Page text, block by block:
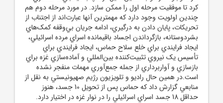
کرد تا موفقيت مرحله اول را ممکن سازد. در مورد مرحله دوم هم
چندين اولويت وجود دارد که مهمترين آنها عبارت‌اند از اجتناب از
تحريکات، پايان دادن به درگيري، ادامه جريان بي‌وقفه کمک‌هاي
بشردوستانه، بازگرداندن اجساد باقيمانده اسراي مرده اسرائيلي،
ايجاد فرايندي براي خلع سلاح حماس، ايجاد فرايندي براي
تأسيس يک نيروي تثبيت‌کننده بين‌المللي و آماده‌سازي غزه براي
بازسازي و آواربرداري از جمله جمع‌آوري مهمات منفجر نشده
است.در همين حال راديو و تلويزيون رژيم صهيونيستي به نقل از
منابعي گزارش داد که حماس پس از تحويل 10 جسد، هنوز
حداقل 18 جسد اسراي اسرائيلي را در نوار غزه در اختيار دارد.